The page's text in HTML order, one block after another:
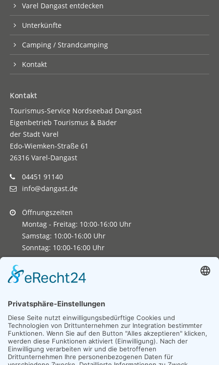
Varel Dangast entdecken
Unterkünfte
Camping / Strandcamping
Kontakt
Kontakt
Tourismus-Service Nordseebad Dangast
Eigenbetrieb Tourismus & Bäder
der Stadt Varel
Edo-Wiemken-Straße 61
26316 Varel-Dangast
04451 91140
info@dangast.de
Öffnungszeiten
Montag - Freitag: 10:00-16:00 Uhr
Samstag: 10:00-16:00 Uhr
Sonntag: 10:00-16:00 Uhr
Impressum
Datenschutz
Unexpected Application Error!
crypto.randomUUID is not a function
TypeError: crypto.randomUUID is not a function